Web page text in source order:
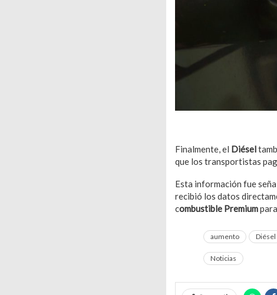
Finalmente, el Diésel
que los transportistas
Esta información fue
recibió los datos
combustible Premium
aumento Diésel
Noticias